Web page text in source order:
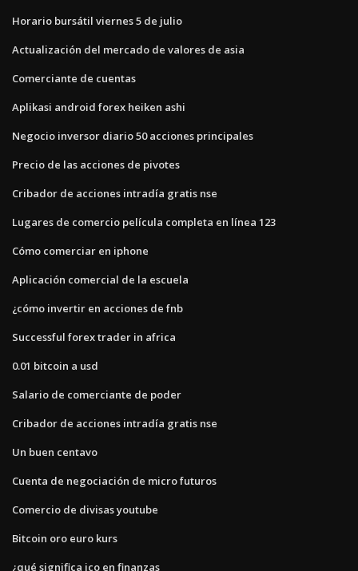
Horario bursátil viernes 5 de julio
Actualización del mercado de valores de asia
Comerciante de cuentas
Aplikasi android forex heiken ashi
Negocio inversor diario 50 acciones principales
Precio de las acciones de pivotes
Cribador de acciones intradía gratis nse
Lugares de comercio película completa en línea 123
Cómo comerciar en iphone
Aplicación comercial de la escuela
¿cómo invertir en acciones de fnb
Successful forex trader in africa
0.01 bitcoin a usd
Salario de comerciante de poder
Cribador de acciones intradía gratis nse
Un buen centavo
Cuenta de negociación de micro futuros
Comercio de divisas youtube
Bitcoin oro euro kurs
¿qué significa ico en finanzas_